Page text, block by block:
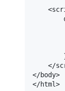
<
</
</body>
</html>